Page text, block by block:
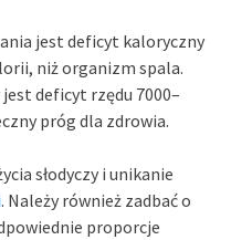
jest deficyt kaloryczny
niż organizm spala.
deficyt rzędu 7000–
próg dla zdrowia.
słodyczy i unikanie
. Należy również zadbać o
proporcje